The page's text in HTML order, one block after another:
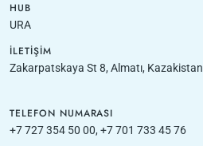
HUB
URA
İLETIŞIM
Zakarpatskaya St 8, Almatı, Kazakistan
TELEFON NUMARASI
+7 727 354 50 00, +7 701 733 45 76